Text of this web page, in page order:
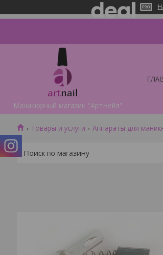
Маникюрный магазин "АртНейл"
Товары и услуги Аппараты для